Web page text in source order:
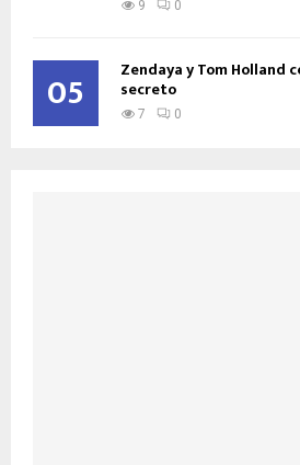
9 0
05 Zendaya y Tom Holland
secreto
7 0